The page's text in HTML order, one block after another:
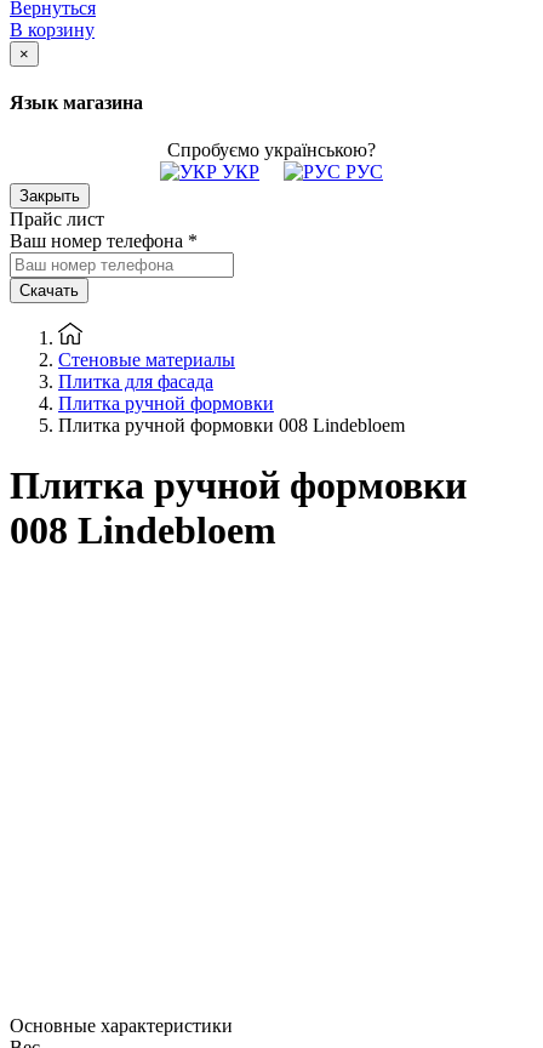
Вернуться
В корзину
×
Язык магазина
Спробуємо українською?
УКР
РУС
Закрыть
Прайс лист
Ваш номер телефона *
Скачать
Стеновые материалы
Плитка для фасада
Плитка ручной формовки
Плитка ручной формовки 008 Lindebloem
Плитка ручной формовки
008 Lindebloem
Основные характеристики